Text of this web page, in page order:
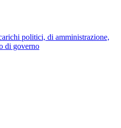
politici, di amministrazione,
di governo